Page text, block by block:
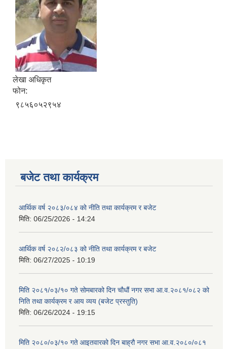
लेखा अधिकृत
फोन:
९८५६०५२९५४
बजेट तथा कार्यक्रम
आर्थिक वर्ष २०८३/०८४ को नीति तथा कार्यक्रम र बजेट
मिति: 06/25/2026 - 14:24
आर्थिक वर्ष २०८२/०८३ को नीति तथा कार्यक्रम र बजेट
मिति: 06/27/2025 - 10:19
मिति २०८१/०३/१० गते सोमबारको दिन चौधौं नगर सभा आ.व.२०८१/०८२ को
निति तथा कार्यक्रम र आय व्यय (बजेट प्रस्तुति)
मिति: 06/26/2024 - 19:15
मिति २०८०/०३/१० गते आइतवारको दिन बाह्रौ नगर सभा आ.व.२०८०/०८१